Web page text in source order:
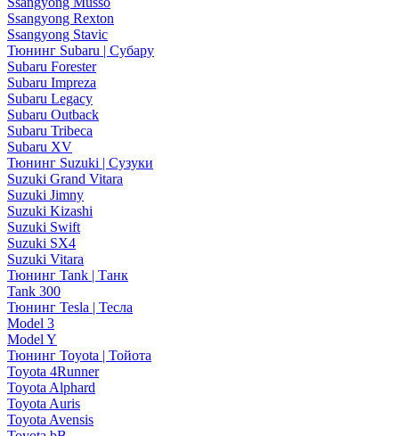
Ssangyong Rexton
Ssangyong Stavic
Тюнинг Subaru | Субару
Subaru Forester
Subaru Impreza
Subaru Legacy
Subaru Outback
Subaru Tribeca
Subaru XV
Тюнинг Suzuki | Сузуки
Suzuki Grand Vitara
Suzuki Jimny
Suzuki Kizashi
Suzuki Swift
Suzuki SX4
Suzuki Vitara
Тюнинг Tank | Танк
Tank 300
Тюнинг Tesla | Тесла
Model 3
Model Y
Тюнинг Toyota | Тойота
Toyota 4Runner
Toyota Alphard
Toyota Auris
Toyota Avensis